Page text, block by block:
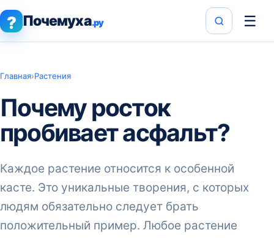
? Почемуха.ру ☰
Главная›Растения
Почему росток
пробивает асфальт?
Каждое растение относится к особенной
касте. Это уникальные творения, с которых
людям обязательно следует брать
положительный пример. Любое растение